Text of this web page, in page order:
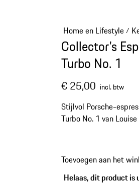
Home en Lifestyle/
Collector's
Turbo No. 1
€ 25,00 incl. btw
Stijlvol Porsche-
Turbo No. 1 van
Toevoegen aan het
Helaas, dit product is